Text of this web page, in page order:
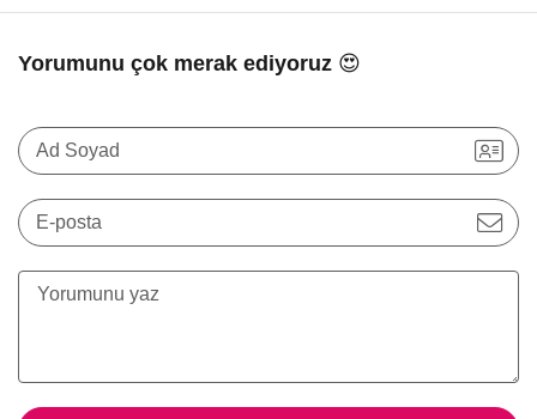
Yorumunu çok merak ediyoruz 😍
Ad Soyad
E-posta